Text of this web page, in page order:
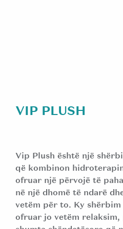
VIP PLUSH
Vip Plush është një
që kombinon
ofruar një përvojë të
në një dhomë të ndarë
vetëm për to. Ky
ofruar jo vetëm